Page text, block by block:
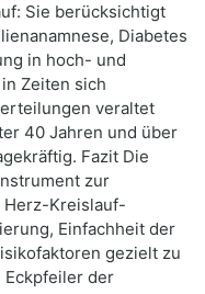
Sie berücksichtigt
Diabetes
in hoch- und
Zeiten sich
veraltet
40 Jahren und über
Fazit Die
zur
Herz-Kreislauf-
Einfachheit der
gezielt zu
Eckpfeiler der